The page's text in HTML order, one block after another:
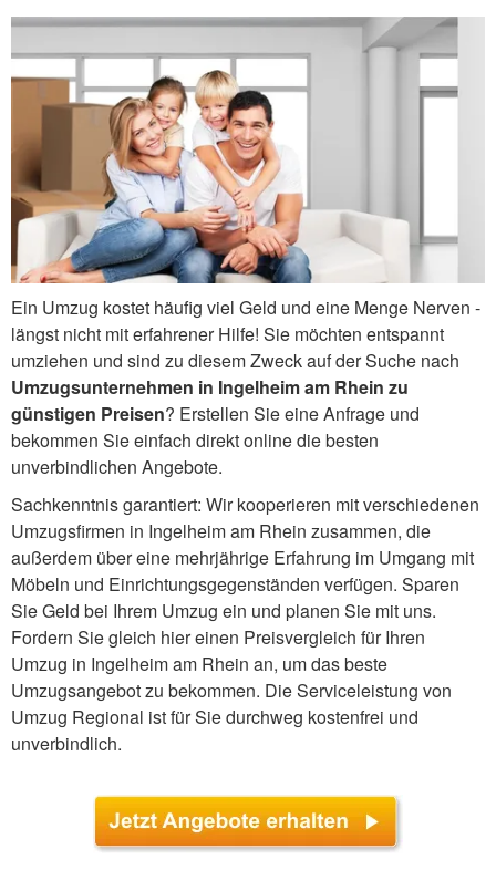
Ein Umzug kostet häufig viel Geld und eine Menge Nerven -
längst nicht mit erfahrener Hilfe! Sie möchten entspannt
umziehen und sind zu diesem Zweck auf der Suche nach
Umzugsunternehmen in Ingelheim am Rhein zu
günstigen Preisen? Erstellen Sie eine Anfrage und
bekommen Sie einfach direkt online die besten
unverbindlichen Angebote.
Sachkenntnis garantiert: Wir kooperieren mit verschiedenen
Umzugsfirmen in Ingelheim am Rhein zusammen, die
außerdem über eine mehrjährige Erfahrung im Umgang mit
Möbeln und Einrichtungsgegenständen verfügen. Sparen
Sie Geld bei Ihrem Umzug ein und planen Sie mit uns.
Fordern Sie gleich hier einen Preisvergleich für Ihren
Umzug in Ingelheim am Rhein an, um das beste
Umzugsangebot zu bekommen. Die Serviceleistung von
Umzug Regional ist für Sie durchweg kostenfrei und
unverbindlich.